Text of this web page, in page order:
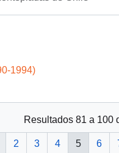
1994)
Resultados 81 a 100
2 3 4 5 6